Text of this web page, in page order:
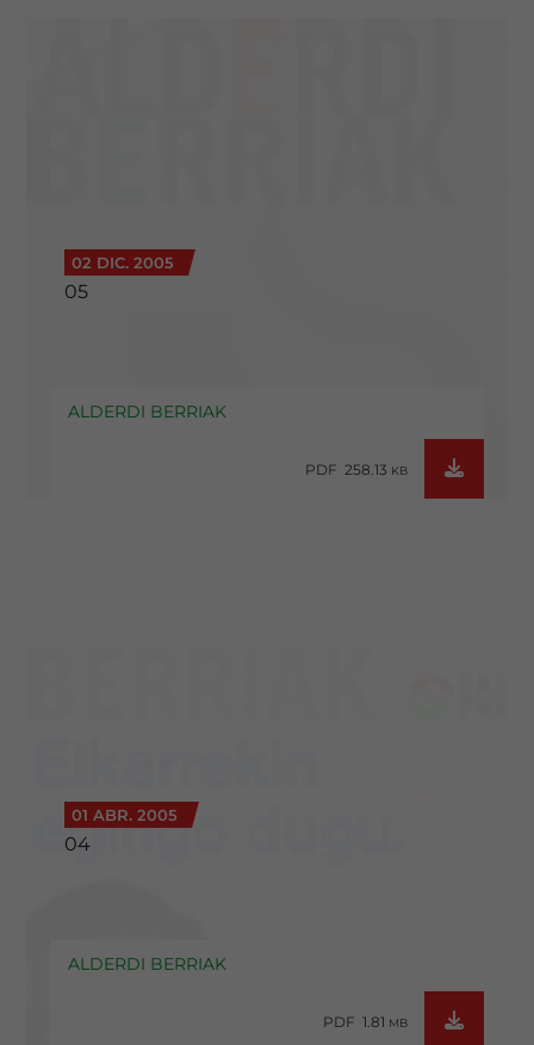
02 DIC. 2005
05
ALDERDI BERRIAK
PDF 258.13 KB
01 ABR. 2005
04
ALDERDI BERRIAK
PDF 1.81 MB